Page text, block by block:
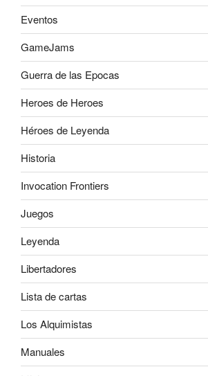
Eventos
GameJams
Guerra de las Epocas
Heroes de Heroes
Héroes de Leyenda
Historia
Invocation Frontiers
Juegos
Leyenda
Libertadores
Lista de cartas
Los Alquimistas
Manuales